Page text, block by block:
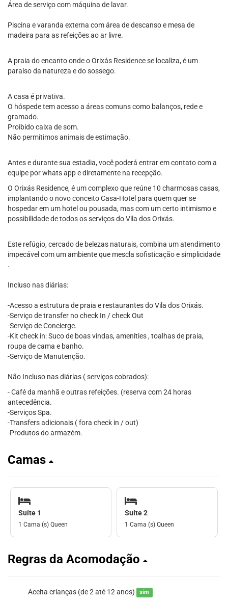
Área de serviço com máquina de lavar.
Piscina e varanda externa com área de descanso e mesa de
madeira para as refeições ao ar livre.
A praia do encanto onde o Orixás Residence se localiza, é um
paraíso da natureza e do sossego.
A casa é privativa.
O hóspede tem acesso a áreas comuns como balanços, rede e
gramado.
Proibido caixa de som.
Não permitimos animais de estimação.
Antes e durante sua estadia, você poderá entrar em contato com a
equipe por whats app e diretamente na recepção.
O Orixás Residence, é um complexo que reúne 10 charmosas casas,
implantando o novo conceito Casa-Hotel para quem quer se
hospedar em um hotel ou pousada, mas com um certo intimismo e
possibilidade de todos os serviços do Vila dos Orixás.
​Este refúgio, cercado de belezas naturais, combina um atendimento
impecável com um ambiente que mescla sofisticação e simplicidade
.
​Incluso nas diárias:
-Acesso a estrutura de praia e restaurantes do Vila dos Orixás.
-Serviço de transfer no check In / check Out
-Serviço de Concierge.
-Kit check in: Suco de boas vindas, amenities , toalhas de praia,
roupa de cama e banho.
-Serviço de Manutenção.
Não Incluso nas diárias ( serviços cobrados):
​- Café da manhã e outras refeições. (reserva com 24 horas
antecedência.
-Serviços Spa.
-Transfers adicionais ( fora check in / out)
-Produtos do armazém.
Camas
Suíte 1
1 Cama (s) Queen
Suíte 2
1 Cama (s) Queen
Regras da Acomodação
Aceita crianças (de 2 até 12 anos) sim